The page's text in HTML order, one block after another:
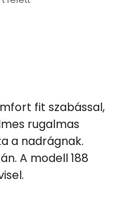
fit szabással,
rugalmas
a nadrágnak.
A modell 188